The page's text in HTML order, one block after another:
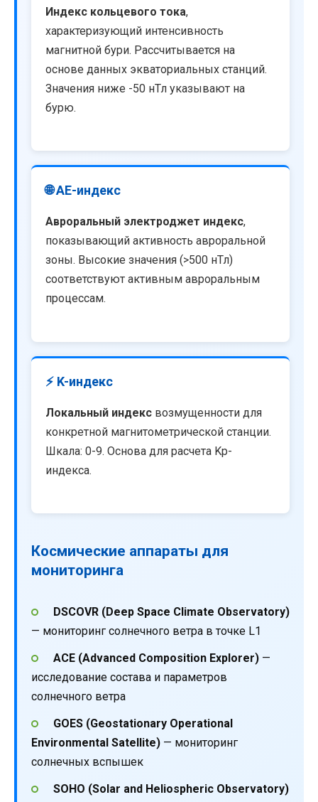
Индекс кольцевого тока,
характеризующий интенсивность
магнитной бури. Рассчитывается на
основе данных экваториальных станций.
Значения ниже -50 нТл указывают на
бурю.
🌐 AE-индекс
Авроральный электроджет индекс,
показывающий активность авроральной
зоны. Высокие значения (>500 нТл)
соответствуют активным авроральным
процессам.
⚡ K-индекс
Локальный индекс возмущенности для
конкретной магнитометрической станции.
Шкала: 0-9. Основа для расчета Kp-
индекса.
Космические аппараты для
мониторинга
DSCOVR (Deep Space Climate Observatory)
— мониторинг солнечного ветра в точке L1
ACE (Advanced Composition Explorer)—
исследование состава и параметров
солнечного ветра
GOES (Geostationary Operational
Environmental Satellite) — мониторинг
солнечных вспышек
SOHO (Solar and Heliospheric Observatory)